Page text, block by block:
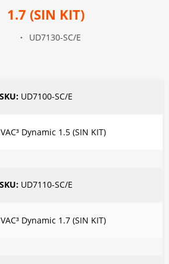
1.7 (SIN KIT)
UD7130-SC/E
UD7100-SC/E
VAC³ Dynamic 1.5 (SIN KIT)
UD7110-SC/E
VAC³ Dynamic 1.7 (SIN KIT)